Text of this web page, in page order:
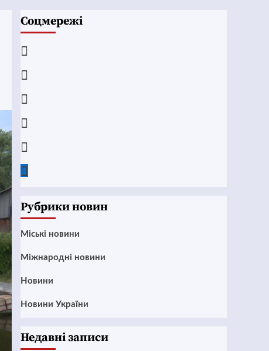
Соцмережі
Рубрики новин
Mіські новини
Міжнародні новини
Новини
Новини України
Недавні записи